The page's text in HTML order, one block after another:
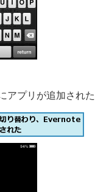
アプリが追加された